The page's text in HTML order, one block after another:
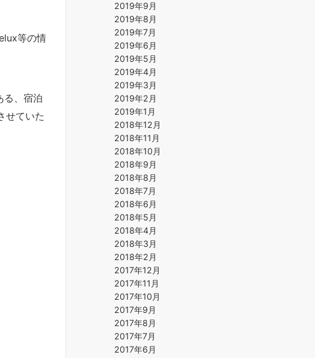
等の情
る、宿泊
せていた
2019年9月
2019年8月
2019年7月
2019年6月
2019年5月
2019年4月
2019年3月
2019年2月
2019年1月
2018年12月
2018年11月
2018年10月
2018年9月
2018年8月
2018年7月
2018年6月
2018年5月
2018年4月
2018年3月
2018年2月
2017年12月
2017年11月
2017年10月
2017年9月
2017年8月
2017年7月
2017年6月